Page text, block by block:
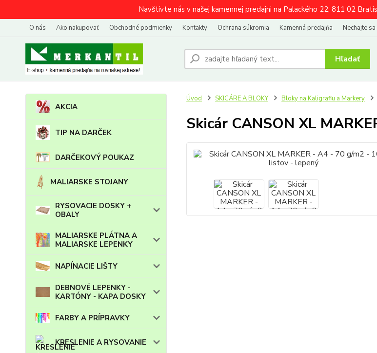
Navštívte nás v našej kamennej predajni na Palackého 22, 811 02
O nás Ako nakupovať Obchodné podmienky Kontakty Ochrana súkromia Kamenná predajňa Nechajte
Hľadať
AKCIA
TIP NA DARČEK
DARČEKOVÝ POUKAZ
MALIARSKE STOJANY
RYSOVACIE DOSKY +
OBALY
MALIARSKE PLÁTNA A
MALIARSKE LEPENKY
NAPÍNACIE LIŠTY
DEBNOVÉ LEPENKY -
KARTÓNY - KAPA DOSKY
FARBY A PRÍPRAVKY
KRESLENIE A RYSOVANIE
Úvod SKICÁRE A BLOKY Bloky na Kaligrafiu a Markery
Skicár CANSON XL